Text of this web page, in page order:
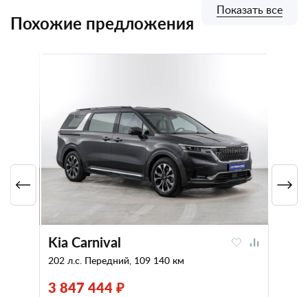
Похожие предложения
Kia Carnival
202 л.с. Передний, 109 140 км
3 847 444 ₽
Показать все